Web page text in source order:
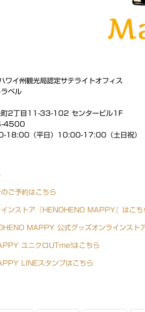
ワイ州観光局認定サテライトオフィス
ベル
町2丁目11-33-102 センタービル1F
4500
18:00（平日）10:00-17:00（土日祝）
ご予約はこちら
インストア『HENOHENO MAPPY』はこち
MAPPY 公式グッズオンラインスト
ユニクロUTme!はこちら
LINEスタンプはこちら